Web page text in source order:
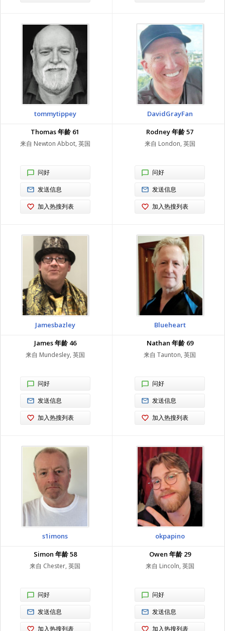
tommytippey
Thomas 年龄 61
来自 Newton Abbot, 英国
问好
发送信息
加入热搜列表
DavidGrayFan
Rodney 年龄 57
来自 London, 英国
问好
发送信息
加入热搜列表
Jamesbazley
James 年龄 46
来自 Mundesley, 英国
问好
发送信息
加入热搜列表
Blueheart
Nathan 年龄 69
来自 Taunton, 英国
问好
发送信息
加入热搜列表
s1imons
Simon 年龄 58
来自 Chester, 英国
问好
发送信息
加入热搜列表
okpapino
Owen 年龄 29
来自 Lincoln, 英国
问好
发送信息
加入热搜列表